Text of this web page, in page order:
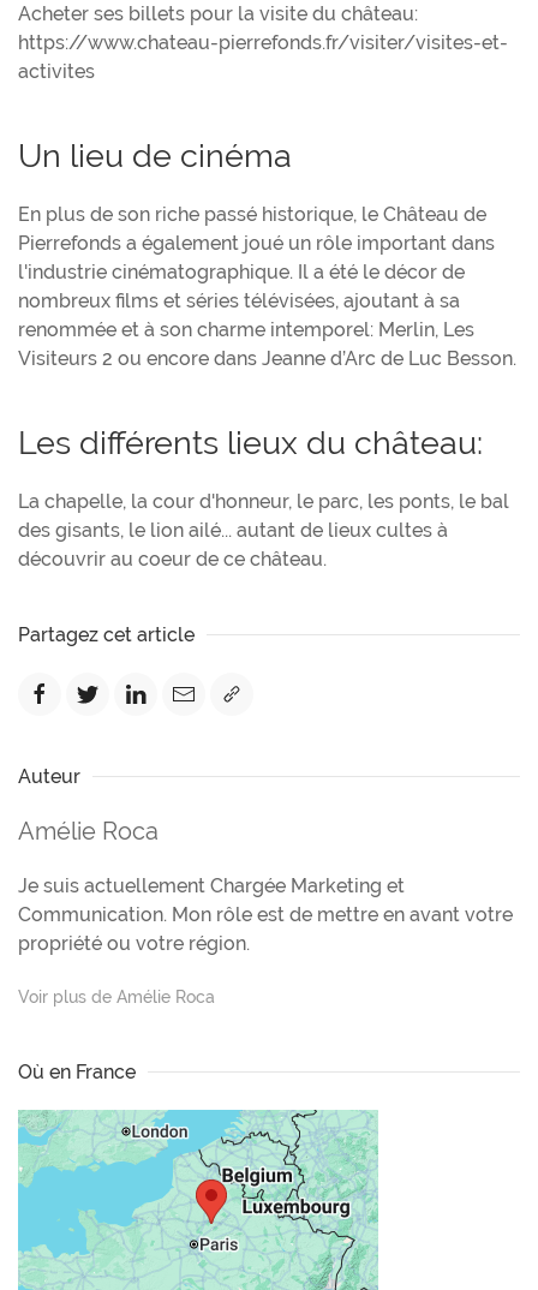
Acheter ses billets pour la visite du château:
https://www.chateau-pierrefonds.fr/visiter/visites-et-
activites
Un lieu de cinéma
En plus de son riche passé historique, le Château de
Pierrefonds a également joué un rôle important dans
l'industrie cinématographique. Il a été le décor de
nombreux films et séries télévisées, ajoutant à sa
renommée et à son charme intemporel: Merlin, Les
Visiteurs 2 ou encore dans Jeanne d’Arc de Luc Besson.
Les différents lieux du château:
La chapelle, la cour d'honneur, le parc, les ponts, le bal
des gisants, le lion ailé... autant de lieux cultes à
découvrir au coeur de ce château.
Partagez cet article
Auteur
Amélie Roca
Je suis actuellement Chargée Marketing et
Communication. Mon rôle est de mettre en avant votre
propriété ou votre région.
Voir plus de Amélie Roca
Où en France